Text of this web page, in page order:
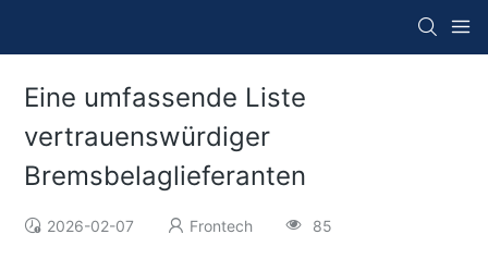
Eine umfassende Liste
vertrauenswürdiger
Bremsbelaglieferanten
2026-02-07 Frontech 85